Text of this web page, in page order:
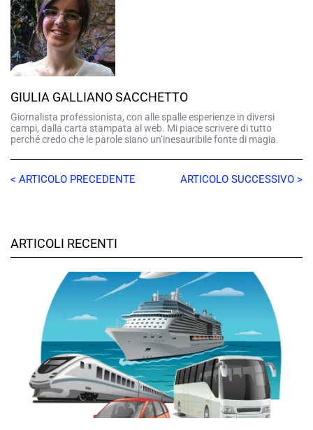
GIULIA GALLIANO SACCHETTO
Giornalista professionista, con alle spalle esperienze in diversi
campi, dalla carta stampata al web. Mi piace scrivere di tutto
perché credo che le parole siano un’inesauribile fonte di magia.
< ARTICOLO PRECEDENTE ARTICOLO SUCCESSIVO >
ARTICOLI RECENTI